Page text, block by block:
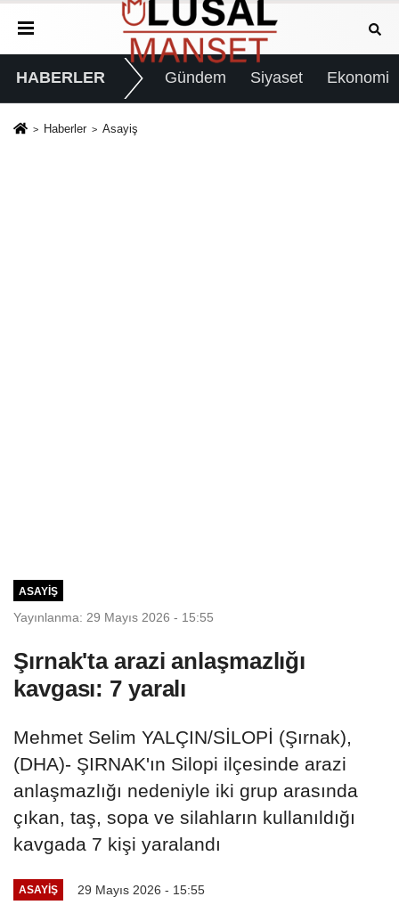
HABERLER Gündem Siyaset Ekonomi
Haberler Asayiş
ASAYIŞ
Yayınlanma: 29 Mayıs 2026 - 15:55
Şırnak'ta arazi anlaşmazlığı
kavgası: 7 yaralı
Mehmet Selim YALÇIN/SİLOPİ (Şırnak),
(DHA)- ŞIRNAK'ın Silopi ilçesinde arazi
anlaşmazlığı nedeniyle iki grup arasında
çıkan, taş, sopa ve silahların kullanıldığı
kavgada 7 kişi yaralandı
ASAYIŞ 29 Mayıs 2026 - 15:55